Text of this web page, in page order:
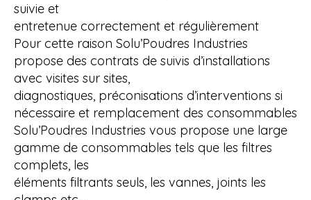
suivie et
entretenue correctement et régulièrement
Pour cette raison Solu’Poudres Industries
propose des contrats de suivis d’installations
avec visites sur sites,
diagnostiques, préconisations d’interventions si
nécessaire et remplacement des consommables
Solu’Poudres Industries vous propose une large
gamme de consommables tels que les filtres
complets, les
éléments filtrants seuls, les vannes, joints les